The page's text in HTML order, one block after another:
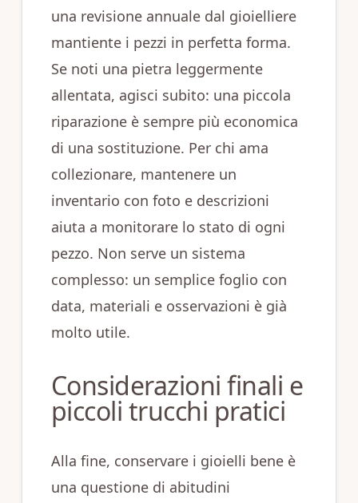
una revisione annuale dal gioielliere
mantiente i pezzi in perfetta forma.
Se noti una pietra leggermente
allentata, agisci subito: una piccola
riparazione è sempre più economica
di una sostituzione. Per chi ama
collezionare, mantenere un
inventario con foto e descrizioni
aiuta a monitorare lo stato di ogni
pezzo. Non serve un sistema
complesso: un semplice foglio con
data, materiali e osservazioni è già
molto utile.
Considerazioni finali e
piccoli trucchi pratici
Alla fine, conservare i gioielli bene è
una questione di abitudini